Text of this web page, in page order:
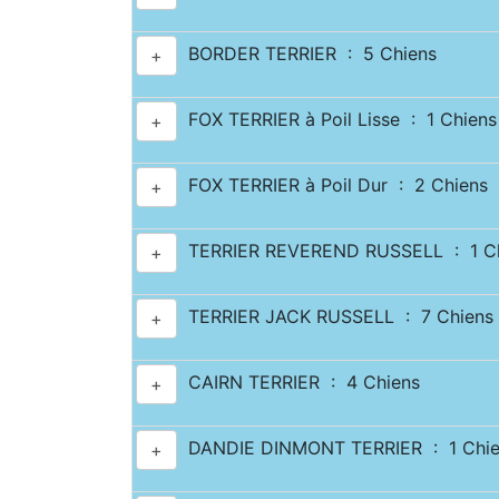
+ BORDER TERRIER : 5 Chiens
+ FOX TERRIER à Poil Lisse : 1 Chiens
+ FOX TERRIER à Poil Dur : 2 Chiens
+ TERRIER REVEREND RUSSELL : 1
+ TERRIER JACK RUSSELL : 7 Chiens
+ CAIRN TERRIER : 4 Chiens
+ DANDIE DINMONT TERRIER : 1